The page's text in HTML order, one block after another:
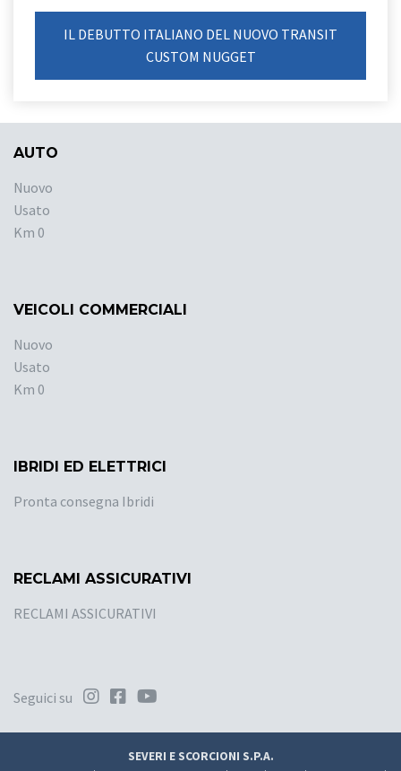
IL DEBUTTO ITALIANO DEL NUOVO TRANSIT
CUSTOM NUGGET
AUTO
Nuovo
Usato
Km 0
VEICOLI COMMERCIALI
Nuovo
Usato
Km 0
IBRIDI ED ELETTRICI
Pronta consegna Ibridi
RECLAMI ASSICURATIVI
RECLAMI ASSICURATIVI
Seguici su
SEVERI E SCORCIONI S.P.A.